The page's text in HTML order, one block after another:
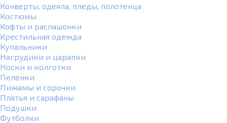
Конверты, одеяла, пледы, полотенца
Костюмы
Кофты и распашонки
Крестильная одежда
Купальники
Нагрудики и царапки
Носки и колготки
Пеленки
Пижамы и сорочки
Платья и сарафаны
Подушки
Футболки